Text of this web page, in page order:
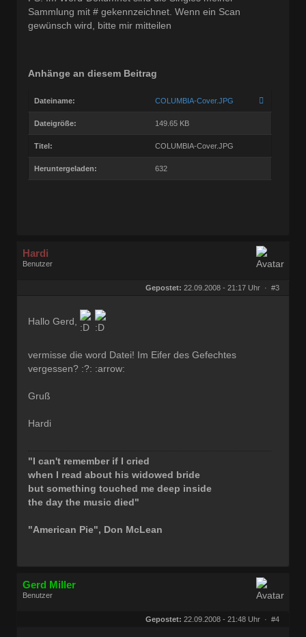
Sammlung mit # gekennzeichnet. Wenn ein Scan
gewünsch wird, bitte mir mitteilen
Anhänge an diesem Beitrag
Dateiname: COLUMBIA-Cover.JPG
Dateigröße: 149.65 KB
Titel: COLUMBIA-Cover.JPG
Heruntergeladen: 632
Hardi
Benutzer
07 / 2006
Gepostet: 22.09.2008 - 21:17 Uhr · #3
Hallo Gerd,
vermisse die word Datei! Im Eifer des Gefechtes
vergessen? :?: :arrow:
Gruß
Hardi
"I can't remember if I cried
when I read about his widowed bride
but something touched me deep inside
the day the music died"
"American Pie", Don McLean
Gerd Miller
Benutzer
Gepostet: 22.09.2008 - 21:48 Uhr · #4